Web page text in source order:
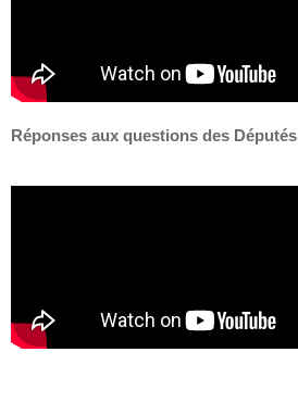
Réponses aux questions des Députés